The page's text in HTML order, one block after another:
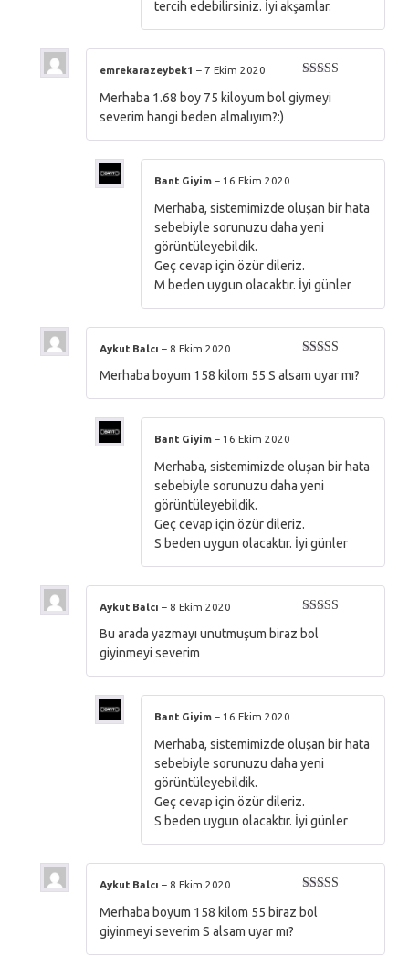
tercih edebilirsiniz. İyi akşamlar.
5oy aldı
emrekarazeybek1 – 7 Ekim 2020
Merhaba 1.68 boy 75 kiloyum bol giymeyi
severim hangi beden almalıyım?:)
Bant Giyim – 16 Ekim 2020
Merhaba, sistemimizde oluşan bir hata
sebebiyle sorunuzu daha yeni
görüntüleyebildik.
Geç cevap için özür dileriz.
M beden uygun olacaktır. İyi günler
5oy aldı
Aykut Balcı – 8 Ekim 2020
Merhaba boyum 158 kilom 55 S alsam uyar mı?
Bant Giyim – 16 Ekim 2020
Merhaba, sistemimizde oluşan bir hata
sebebiyle sorunuzu daha yeni
görüntüleyebildik.
Geç cevap için özür dileriz.
S beden uygun olacaktır. İyi günler
5oy aldı
Aykut Balcı – 8 Ekim 2020
Bu arada yazmayı unutmuşum biraz bol
giyinmeyi severim
Bant Giyim – 16 Ekim 2020
Merhaba, sistemimizde oluşan bir hata
sebebiyle sorunuzu daha yeni
görüntüleyebildik.
Geç cevap için özür dileriz.
S beden uygun olacaktır. İyi günler
5oy aldı
Aykut Balcı – 8 Ekim 2020
Merhaba boyum 158 kilom 55 biraz bol
giyinmeyi severim S alsam uyar mı?